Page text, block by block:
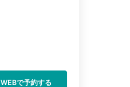
WEBで予約する